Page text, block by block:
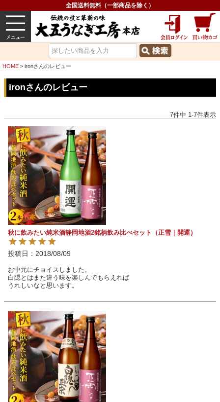
全国送料無料（一部商品を除く）
うなぎ 内祝い グルメ
HOME ironさんのレビュー
ironさんのレビュー
7件中 1-7件表示
秋に飲みたい純米酒静岡地酒2銘柄飲み比べセット（正雪｜開運）
投稿日 2018/08/09
お中元にチョイスしました。
白隠とはまた違う味を楽しんでもらえれば
うれしいなと思います。